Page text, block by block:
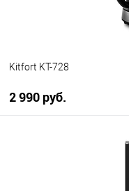
Kitfort KT-728
2 990 руб.